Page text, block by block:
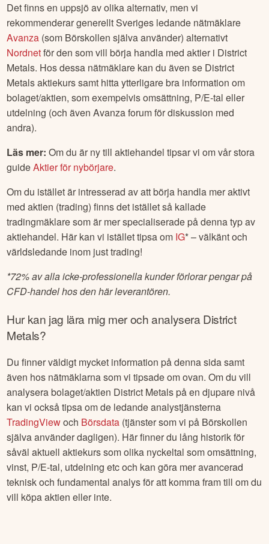
Det finns en uppsjö av olika alternativ, men vi
rekommenderar generellt Sveriges ledande nätmäklare
Avanza (som Börskollen själva använder) alternativt
Nordnetför den som vill börja handla med aktier i District
Metals. Hos dessa nätmäklare kan du även se District
Metalsaktiekurs samt hitta ytterligare bra information om
bolaget/aktien, som exempelvis omsättning, P/E-tal eller
utdelning (och även Avanza forum för diskussion med
andra).
Läs mer: Om du är ny till aktiehandel tipsar vi om vår stora
guideAktier för nybörjare.
Om du istället är intresserad av att börja handla mer aktivt
med aktien (trading) finns det istället så kallade
tradingmäklare som är mer specialiserade på denna typ av
aktiehandel. Här kan vi istället tipsa om IG* – välkänt och
världsledande inom just trading!
*72% av alla icke-professionella kunder förlorar pengar på
CFD-handel hos den här leverantören.
Hur kan jag lära mig mer och analyseraDistrict
Metals?
Du finner väldigt mycket information på denna sida samt
även hos nätmäklarna som vi tipsade om ovan. Om du vill
analysera bolaget/aktien District Metals på en djupare nivå
kan vi också tipsa om de ledande analystjänsterna
TradingViewoch Börsdata (tjänster som vi på Börskollen
själva använder dagligen). Här finner du lång historik för
såväl aktuell aktiekurs som olika nyckeltal som omsättning,
vinst, P/E-tal, utdelning etc och kan göra mer avancerad
teknisk och fundamental analys för att komma fram till om du
vill köpa aktien eller inte.